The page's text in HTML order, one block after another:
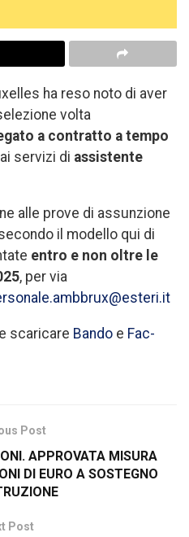
ha reso noto di aver
volta
a contratto a tempo
servizi di assistente
alle prove di assunzione
il modello qui di
entro e non oltre le
, per via
scaricare Bando e Fac-
Post
APPROVATA MISURA
DI EURO A SOSTEGNO
Post